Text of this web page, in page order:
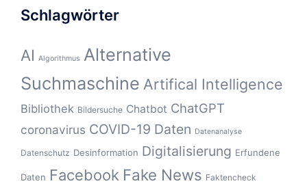
Schlagwörter
AI Algorithmus Alternative
Suchmaschine Artifical Intelligence
Bibliothek Bildersuche Chatbot ChatGPT
coronavirus COVID-19 Daten Datenanalyse
Datenschutz Desinformation Digitalisierung Erfundene
Daten Facebook Fake News Faktencheck